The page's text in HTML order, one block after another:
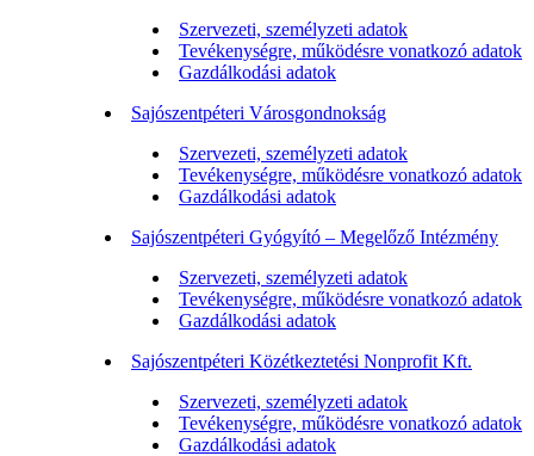
Szervezeti, személyzeti adatok
Tevékenységre, működésre vonatkozó adatok
Gazdálkodási adatok
Sajószentpéteri Városgondnokság
Szervezeti, személyzeti adatok
Tevékenységre, működésre vonatkozó adatok
Gazdálkodási adatok
Sajószentpéteri Gyógyító – Megelőző Intézmény
Szervezeti, személyzeti adatok
Tevékenységre, működésre vonatkozó adatok
Gazdálkodási adatok
Sajószentpéteri Közétkeztetési Nonprofit Kft.
Szervezeti, személyzeti adatok
Tevékenységre, működésre vonatkozó adatok
Gazdálkodási adatok